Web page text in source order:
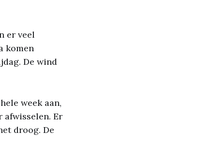
er veel
komen
De wind
week aan,
Er
droog. De